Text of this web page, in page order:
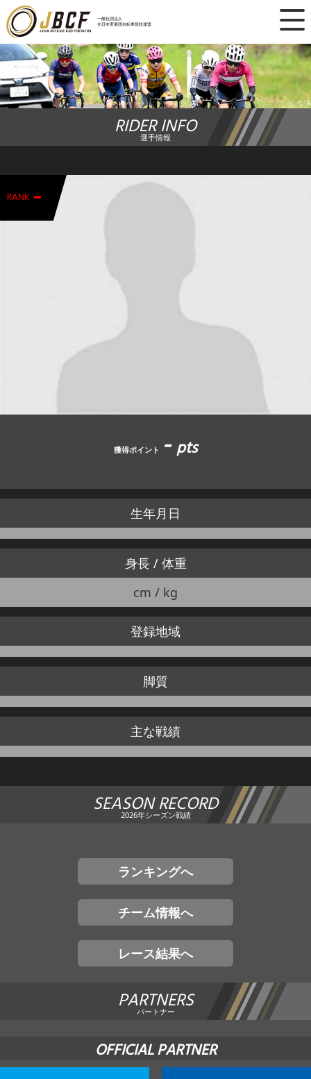
一般社団法人
全日本実業団自転車競技連盟
×
ニュース
レース日程
ランキング
チーム・選手
加盟・登録
エントリー
JBCF ROAD SERIESとは
RIDER INFO
選手情報
RANK -
獲得ポイント -pts
生年月日
身長 / 体重
cm / kg
登録地域
脚質
主な戦績
SEASON RECORD
2026年シーズン戦績
ランキングへ
チーム情報へ
レース結果へ
PARTNERS
パートナー
OFFICIAL PARTNER